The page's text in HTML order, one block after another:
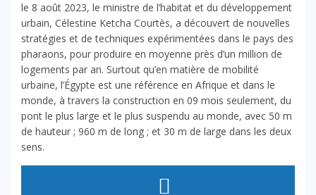
le 8 août 2023, le ministre de l’habitat et du développement
urbain, Célestine Ketcha Courtès, a découvert de nouvelles
stratégies et de techniques expérimentées dans le pays des
pharaons, pour produire en moyenne près d’un million de
logements par an. Surtout qu’en matière de mobilité
urbaine, l’Égypte est une référence en Afrique et dans le
monde, à travers la construction en 09 mois seulement, du
pont le plus large et le plus suspendu au monde, avec 50 m
de hauteur ; 960 m de long ; et 30 m de large dans les deux
sens.